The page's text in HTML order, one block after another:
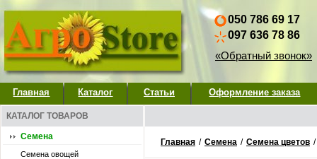
050 786 69 17
097 636 78 86
«Обратный звонок»
Главная Каталог Статьи Оформление заказа
КАТАЛОГ ТОВАРОВ
Семена
Семена овощей
Главная / Семена / Семена цветов /